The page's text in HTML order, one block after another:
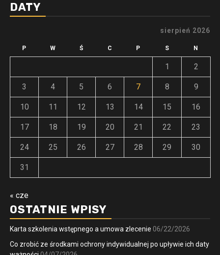
DATY
sierpień 2026
P W Ś C P S N
1 2
3 4 5 6 7 8 9
10 11 12 13 14 15 16
17 18 19 20 21 22 23
24 25 26 27 28 29 30
31
« cze
OSTATNIE WPISY
Karta szkolenia wstępnego a umowa zlecenie 06/22/2026
Co zrobić ze środkami ochrony indywidualnej po upływie ich daty